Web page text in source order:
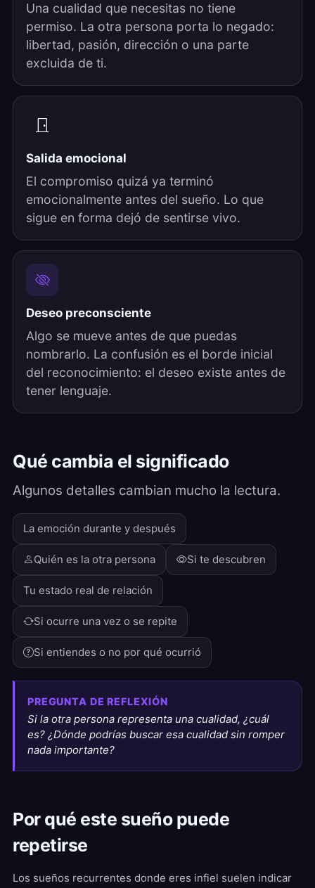
Una cualidad que necesitas no tiene
permiso. La otra persona porta lo negado:
libertad, pasión, dirección o una parte
excluida de ti.
Salida emocional
El compromiso quizá ya terminó
emocionalmente antes del sueño. Lo que
sigue en forma dejó de sentirse vivo.
Deseo preconsciente
Algo se mueve antes de que puedas
nombrarlo. La confusión es el borde inicial
del reconocimiento: el deseo existe antes de
tener lenguaje.
Qué cambia el significado
Algunos detalles cambian mucho la lectura.
La emoción durante y después
Quién es la otra persona Si te descubren
Tu estado real de relación
Si ocurre una vez o se repite
Si entiendes o no por qué ocurrió
PREGUNTA DE REFLEXIÓN
Si la otra persona representa una cualidad, ¿cuál
es? ¿Dónde podrías buscar esa cualidad sin romper
nada importante?
Por qué este sueño puede
repetirse
Los sueños recurrentes donde eres infiel suelen indicar